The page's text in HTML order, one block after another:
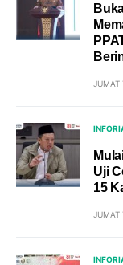
JUMAT
Uji
15
JUMAT